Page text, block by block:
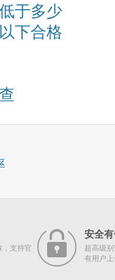
于多少
下合格
，支持官
安全
超高级
有用户